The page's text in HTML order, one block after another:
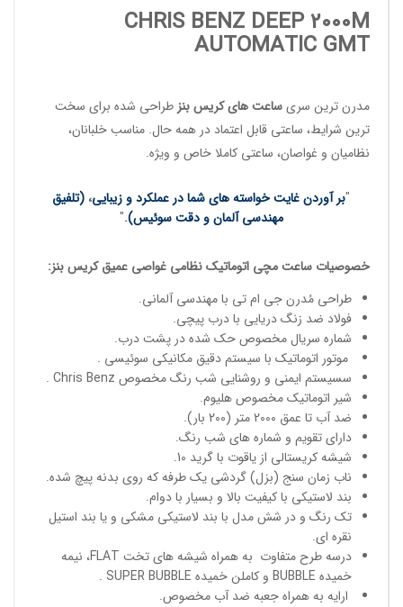
CHRIS BENZ DEEP 2000M
AUTOMATIC GMT
مدرن ترین سریساعت های کریس بنز طراحی شده برای سخت
ترین شرایط، ساعتی قابل اعتماد در همه حال. مناسبخلبانان،
نظامیان و غواصان، ساعتی کاملا خاص و ویژه.
"بر آوردن غایت خواسته های شما در عملکرد و زیبایی، (تلفیق
مهندسی آلمان و دقت سوئیس).
"
خصوصیات ساعت مچی اتوماتیکنظامی غواصی عمیقکریس بنز:
طراحی مُدرن جی ام تی با مهندسی آلمانی.
فولاد ضد زنگ دریایی با درب پیچی.
شماره سریال مخصوص حک شده در پشت درب.
موتور اتوماتیک با سیستم دقیق مکانیکی سوئیسی .
سسیستم ایمنی و روشنایی شب رنگ مخصوص Chris Benz .
شیر اتوماتیک مخصوص هلیوم.
ضد آب تا عمق 2000 متر (200 بار).
دارای تقویم و شماره های شب رنگ.
شیشه کریستالی از یاقوت با گرید 10.
ناب زمان سنج (بزل) گردشی یک طرفه که روی بدنه پیچ شده.
بند لاستیکی با کیفیت بالا و بسیار با دوام.
تک رنگ و در شش مدل با بند لاستیکی مشکی و یا بند استیل
نقره ای.
درسه طرح متفاوت به همراه شیشه های تخت FLAT، نیمه
خمیده BUBBLE و کاملن خمیده SUPER BUBBLE .
ارایه به همراه جعبه ضد آب مخصوص.